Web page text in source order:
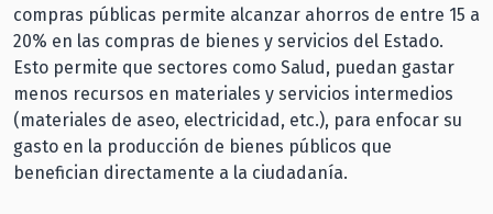
compras públicas permite alcanzar ahorros de entre 15 a
20% en las compras de bienes y servicios del Estado.
Esto permite que sectores como Salud, puedan gastar
menos recursos en materiales y servicios intermedios
(materiales de aseo, electricidad, etc.), para enfocar su
gasto en la producción de bienes públicos que
benefician directamente a la ciudadanía.